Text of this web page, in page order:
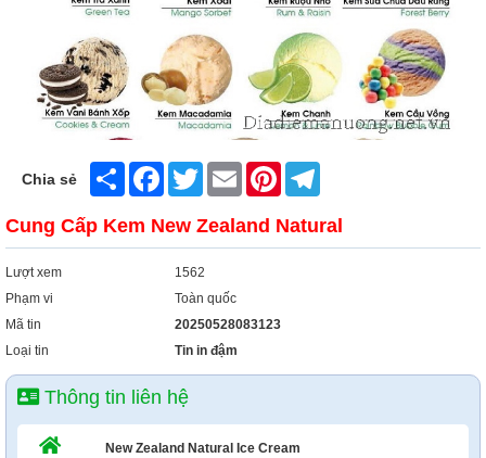
Chia sẻ Share FacebookTwitter Email Pinterest
Cung Cấp Kem New Zealand Natural
Lượt xem
1562
Phạm vi
Toàn quốc
Mã tin
20250528083123
Loại tin
Tin in đậm
Thông tin liên hệ
New Zealand Natural Ice Cream